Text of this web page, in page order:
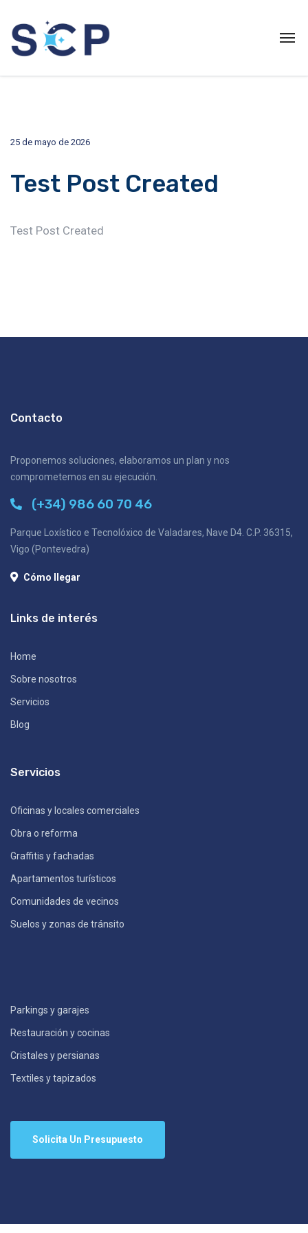
25 de mayo de 2026
Test Post Created
Test Post Created
Contacto
Proponemos soluciones, elaboramos un plan y nos
comprometemos en su ejecución.
(+34) 986 60 70 46
Parque Loxístico e Tecnolóxico de Valadares, Nave D4. C.P. 36315,
Vigo (Pontevedra)
Cómo llegar
Links de interés
Home
Sobre nosotros
Servicios
Blog
Servicios
Oficinas y locales comerciales
Obra o reforma
Graffitis y fachadas
Apartamentos turísticos
Comunidades de vecinos
Suelos y zonas de tránsito
Parkings y garajes
Restauración y cocinas
Cristales y persianas
Textiles y tapizados
Solicita Un Presupuesto